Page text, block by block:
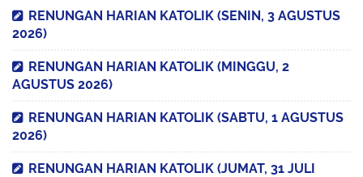
RENUNGAN HARIAN KATOLIK (SENIN, 3 AGUSTUS
2026)
RENUNGAN HARIAN KATOLIK (MINGGU, 2
AGUSTUS 2026)
RENUNGAN HARIAN KATOLIK (SABTU, 1 AGUSTUS
2026)
RENUNGAN HARIAN KATOLIK (JUMAT, 31 JULI